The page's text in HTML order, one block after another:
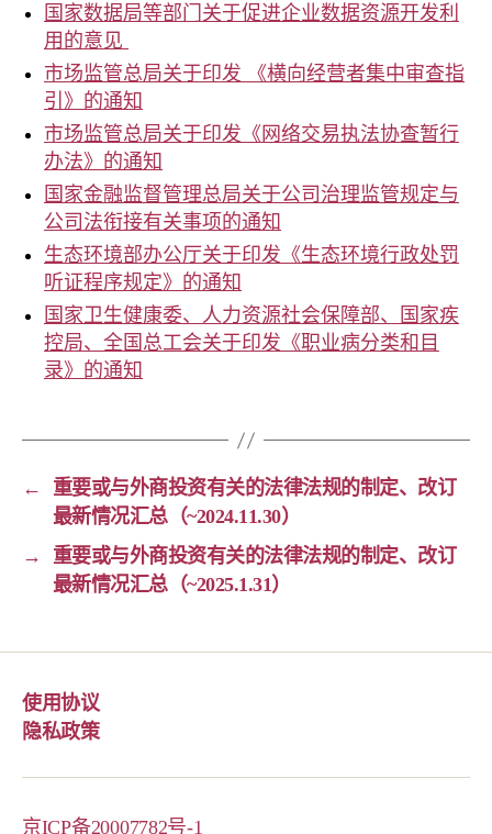
国家数据局等部门关于促进企业数据资源开发利
用的意见
市场监管总局关于印发 《横向经营者集中审查指
引》的通知
市场监管总局关于印发《网络交易执法协查暂行
办法》的通知
国家金融监督管理总局关于公司治理监管规定与
公司法衔接有关事项的通知
生态环境部办公厅关于印发《生态环境行政处罚
听证程序规定》的通知
国家卫生健康委、人力资源社会保障部、国家疾
控局、全国总工会关于印发《职业病分类和目
录》的通知
←
重要或与外商投资有关的法律法规的制定、改订
最新情况汇总（~2024.11.30）
→
重要或与外商投资有关的法律法规的制定、改订
最新情况汇总（~2025.1.31）
使用协议
隐私政策
京ICP备20007782号-1